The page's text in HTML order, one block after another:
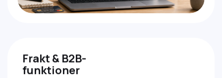
Frakt & B2B-
funktioner